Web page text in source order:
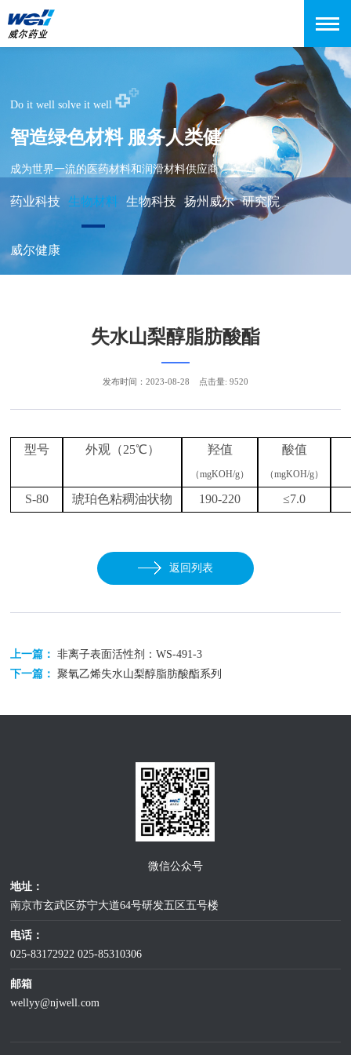
Do it well solve it well
智造绿色材料 服务人类健康
成为世界一流的医药材料和润滑材料供应商
药业科技 生物材料 生物科技 扬州威尔 研究院
威尔健康
失水山梨醇脂肪酸酯
型号 外观（25℃） 羟值
（mgKOH/g）
酸值
（mgKOH/g）
S-80
琥珀色粘稠油状物 190-220 ≤7.0
返回列表
上一篇：非离子表面活性剂：WS-491-3
下一篇：聚氧乙烯失水山梨醇脂肪酸酯系列
微信公众号
地址：
南京市玄武区苏宁大道64号研发五区五号楼
电话：
025-83172922025-85310306
邮箱
wellyy@njwell.com